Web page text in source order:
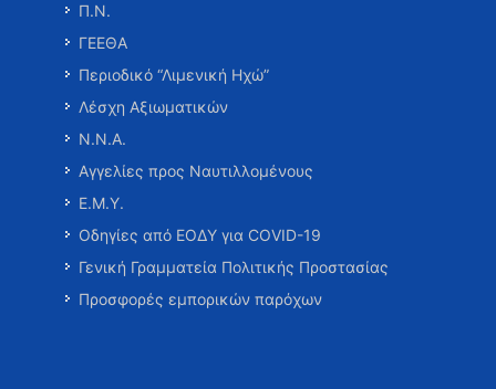
Π.Ν.
ΓΕΕΘΑ
Περιοδικό “Λιμενική Ηχώ”
Λέσχη Αξιωματικών
Ν.Ν.Α.
Αγγελίες προς Ναυτιλλομένους
Ε.Μ.Υ.
Οδηγίες από ΕΟΔΥ για COVID-19
Γενική Γραμματεία Πολιτικής Προστασίας
Προσφορές εμπορικών παρόχων